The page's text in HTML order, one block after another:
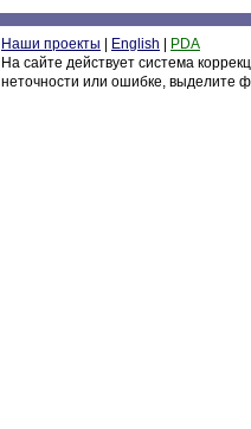
Наши проекты English
PDA
На сайте действует система
неточности или ошибке, выделите